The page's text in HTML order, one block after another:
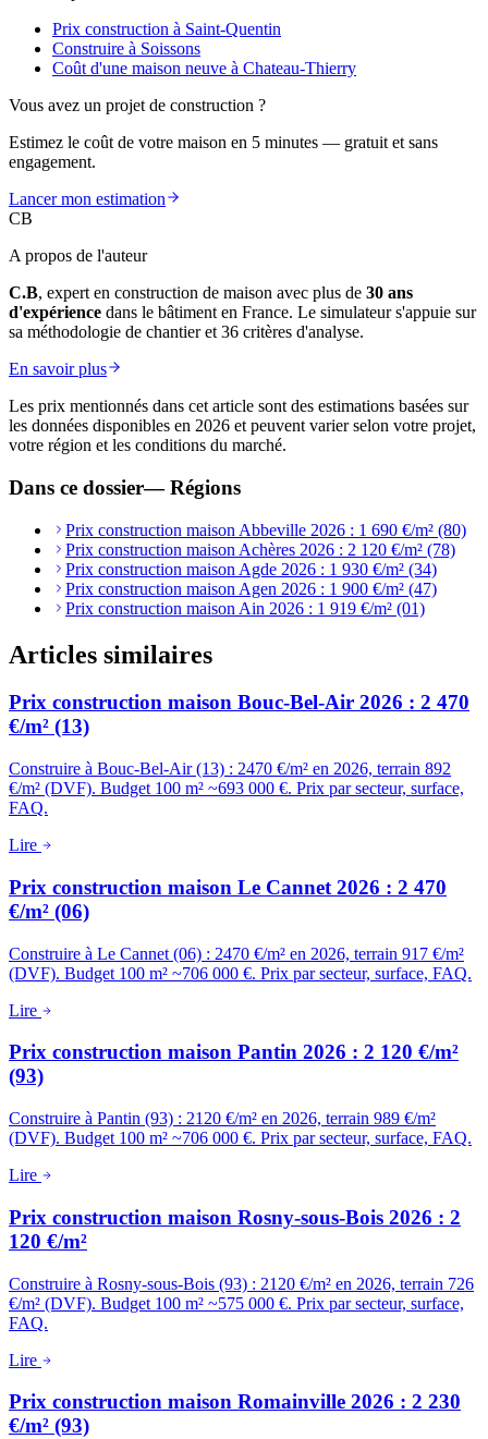
Prix construction à Saint-Quentin
Construire à Soissons
Coût d'une maison neuve à Chateau-Thierry
Vous avez un projet de construction ?
Estimez le coût de votre maison en 5 minutes — gratuit et sans
engagement.
Lancer mon estimation
CB
A propos de l'auteur
C.B, expert en construction de maison avec plus de 30 ans
d'expérience dans le bâtiment en France. Le simulateur s'appuie sur
sa méthodologie de chantier et 36 critères d'analyse.
En savoir plus
Les prix mentionnés dans cet article sont des estimations basées sur
les données disponibles en 2026 et peuvent varier selon votre projet,
votre région et les conditions du marché.
Dans ce dossier—Régions
Prix construction maison Abbeville 2026 : 1 690 €/m² (80)
Prix construction maison Achères 2026 : 2 120 €/m² (78)
Prix construction maison Agde 2026 : 1 930 €/m² (34)
Prix construction maison Agen 2026 : 1 900 €/m² (47)
Prix construction maison Ain 2026 : 1 919 €/m² (01)
Articles similaires
Prix construction maison Bouc-Bel-Air 2026 : 2 470
€/m² (13)
Construire à Bouc-Bel-Air (13) : 2470 €/m² en 2026, terrain 892
€/m² (DVF). Budget 100 m² ~693 000 €. Prix par secteur, surface,
FAQ.
Lire
Prix construction maison Le Cannet 2026 : 2 470
€/m² (06)
Construire à Le Cannet (06) : 2470 €/m² en 2026, terrain 917 €/m²
(DVF). Budget 100 m² ~706 000 €. Prix par secteur, surface, FAQ.
Lire
Prix construction maison Pantin 2026 : 2 120 €/m²
(93)
Construire à Pantin (93) : 2120 €/m² en 2026, terrain 989 €/m²
(DVF). Budget 100 m² ~706 000 €. Prix par secteur, surface, FAQ.
Lire
Prix construction maison Rosny-sous-Bois 2026 : 2
120 €/m²
Construire à Rosny-sous-Bois (93) : 2120 €/m² en 2026, terrain 726
€/m² (DVF). Budget 100 m² ~575 000 €. Prix par secteur, surface,
FAQ.
Lire
Prix construction maison Romainville 2026 : 2 230
€/m² (93)